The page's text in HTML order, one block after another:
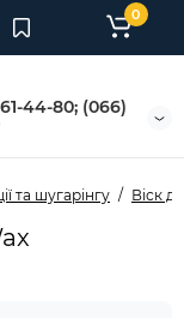
44-80; (066)
0
та шугарінгу Віск